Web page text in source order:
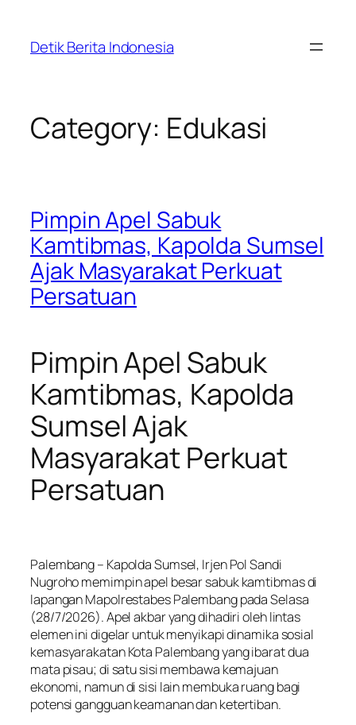
content
Detik Berita Indonesia
Category: Edukasi
Pimpin Apel Sabuk
Kamtibmas, Kapolda Sumsel
Ajak Masyarakat Perkuat
Persatuan
Pimpin Apel Sabuk
Kamtibmas, Kapolda
Sumsel Ajak
Masyarakat Perkuat
Persatuan
​Palembang – Kapolda Sumsel, Irjen Pol Sandi
Nugroho memimpin apel besar sabuk kamtibmas di
lapangan Mapolrestabes Palembang pada Selasa
(28/7/2026). Apel akbar yang dihadiri oleh lintas
elemen ini digelar untuk menyikapi dinamika sosial
kemasyarakatan Kota Palembang yang ibarat dua
mata pisau; di satu sisi membawa kemajuan
ekonomi, namun di sisi lain membuka ruang bagi
potensi gangguan keamanan dan ketertiban.